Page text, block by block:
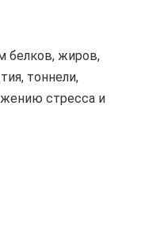
белков, жиров,
тоннели,
стресса и